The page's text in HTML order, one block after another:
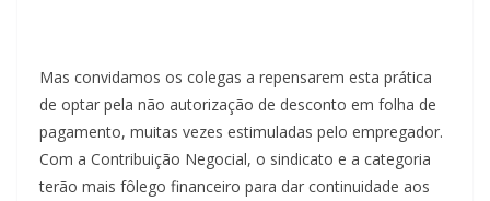
Mas convidamos os colegas a repensarem esta prática
de optar pela não autorização de desconto em folha de
pagamento, muitas vezes estimuladas pelo empregador.
Com a Contribuição Negocial, o sindicato e a categoria
terão mais fôlego financeiro para dar continuidade aos